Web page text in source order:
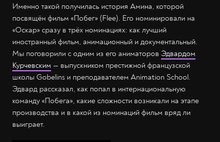
Именно такой получилась история Амина, которой
посвящён фильм «Побег» (Flee). Его номинировали на
«Оскар» сразу в трёх номинациях: как лучший
иностранный фильм, анимационный и документальный.
Мы поговорили с одним из его аниматоров Эдвардом
Курчевским — выпускником престижной французской
школы Gobelins и преподавателем Animation School.
Эдвард рассказал, как попал в интернациональную
команду «Побега», какие сложности возникали на этапе
производства и в какой из номинаций фильм вряд ли
выиграет.